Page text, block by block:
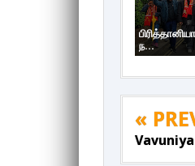
ந...
«
Vavuniya